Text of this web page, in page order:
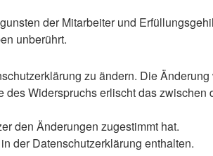
der Mitarbeiter und
unberührt.
zu ändern. Die
Widerspruchs erlischt das
den Änderungen zugestimmt hat.
der Datenschutzerklärung enthalten.